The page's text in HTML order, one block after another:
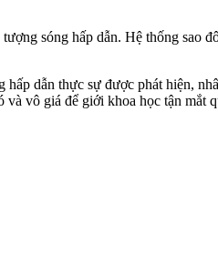
sóng hấp dẫn. Hệ thống sao
dẫn thực sự được phát hiện,
vô giá để giới khoa học tận mắt